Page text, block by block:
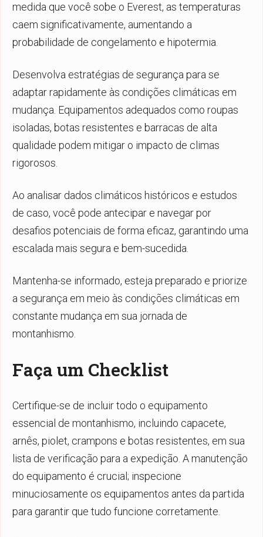
medida que você sobe o Everest, as temperaturas
caem significativamente, aumentando a
probabilidade de congelamento e hipotermia.
Desenvolva estratégias de segurança para se
adaptar rapidamente às condições climáticas em
mudança. Equipamentos adequados como roupas
isoladas, botas resistentes e barracas de alta
qualidade podem mitigar o impacto de climas
rigorosos.
Ao analisar dados climáticos históricos e estudos
de caso, você pode antecipar e navegar por
desafios potenciais de forma eficaz, garantindo uma
escalada mais segura e bem-sucedida.
Mantenha-se informado, esteja preparado e priorize
a segurança em meio às condições climáticas em
constante mudança em sua jornada de
montanhismo.
Faça um Checklist
Certifique-se de incluir todo o equipamento
essencial de montanhismo, incluindo capacete,
arnês, piolet, crampons e botas resistentes, em sua
lista de verificação para a expedição. A manutenção
do equipamento é crucial; inspecione
minuciosamente os equipamentos antes da partida
para garantir que tudo funcione corretamente.